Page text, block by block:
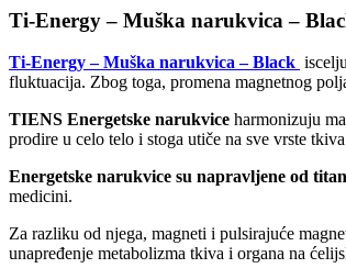
Black
količina
Ti-Energy – Muška narukvica –
Ti-Energy – Muška narukvica – Black
fluktuacija. Zbog toga, promena magnetnog
TIENS Energetske narukvice harmonizuju
prodire u celo telo i stoga utiče na sve vrste
Energetske narukvice su napravljene od
medicini.
Za razliku od njega, magneti i pulsirajuće
unapređenje metabolizma tkiva i organa na